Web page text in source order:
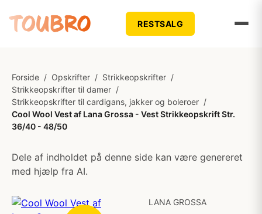
RESTSALG
Forside / Opskrifter / Strikkeopskrifter /
Strikkeopskrifter til damer /
Strikkeopskrifter til cardigans, jakker og boleroer /
Cool Wool Vest af Lana Grossa - Vest Strikkeopskrift Str.
36/40 - 48/50
Dele af indholdet på denne side kan være genereret
med hjælp fra AI.
LANA GROSSA